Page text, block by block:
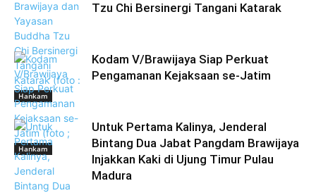
Hankam
Tzu Chi Bersinergi Tangani Katarak
Hankam
Kodam V/Brawijaya Siap Perkuat
Pengamanan Kejaksaan se-Jatim
Untuk Pertama Kalinya, Jenderal
Bintang Dua Jabat Pangdam Brawijaya
Injakkan Kaki di Ujung Timur Pulau
Madura